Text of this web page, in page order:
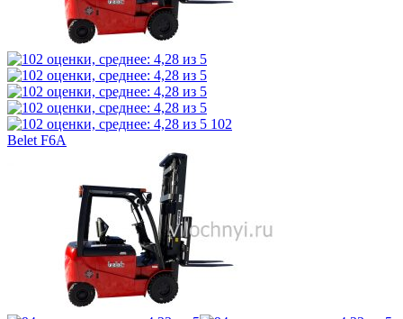
102
Belet F6A